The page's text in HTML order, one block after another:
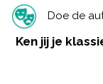
Doe de
Ken jij je